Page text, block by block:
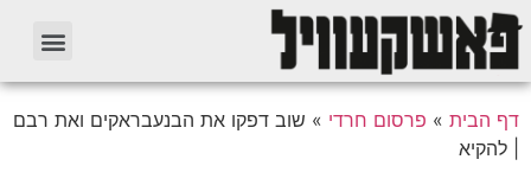
דף הבית » פרסום חרדי » שוב דפקו את הבנעבראקים ואת רבם
| להקיא